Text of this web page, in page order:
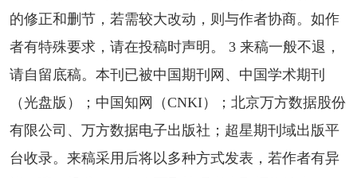
的修正和删节，若需较大改动，则与作者协商。如作
者有特殊要求，请在投稿时声明。 3 来稿一般不退，
请自留底稿。本刊已被中国期刊网、中国学术期刊
（光盘版）；中国知网（CNKI）；北京万方数据股份
有限公司、万方数据电子出版社；超星期刊域出版平
台收录。来稿采用后将以多种方式发表，若作者有异